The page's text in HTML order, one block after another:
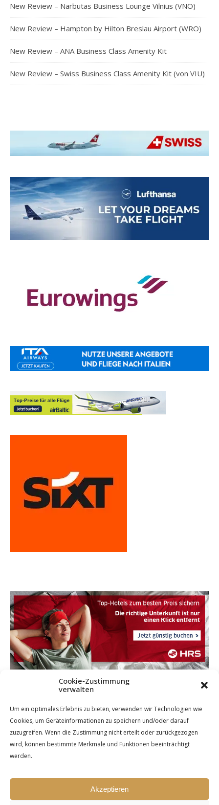
Cookie-Zustimmung
verwalten
Um ein optimales Erlebnis zu bieten, verwenden wir Technologien wie
Cookies, um Geräteinformationen zu speichern und/oder darauf
zuzugreifen. Wenn die Zustimmung nicht erteilt oder zurückgezogen
wird, können bestimmte Merkmale und Funktionen beeinträchtigt
werden.
Akzeptieren
New Review – Narbutas Business Lounge Vilnius (VNO)
New Review – Hampton by Hilton Breslau Airport (WRO)
New Review – ANA Business Class Amenity Kit
New Review – Swiss Business Class Amenity Kit (von VIU)